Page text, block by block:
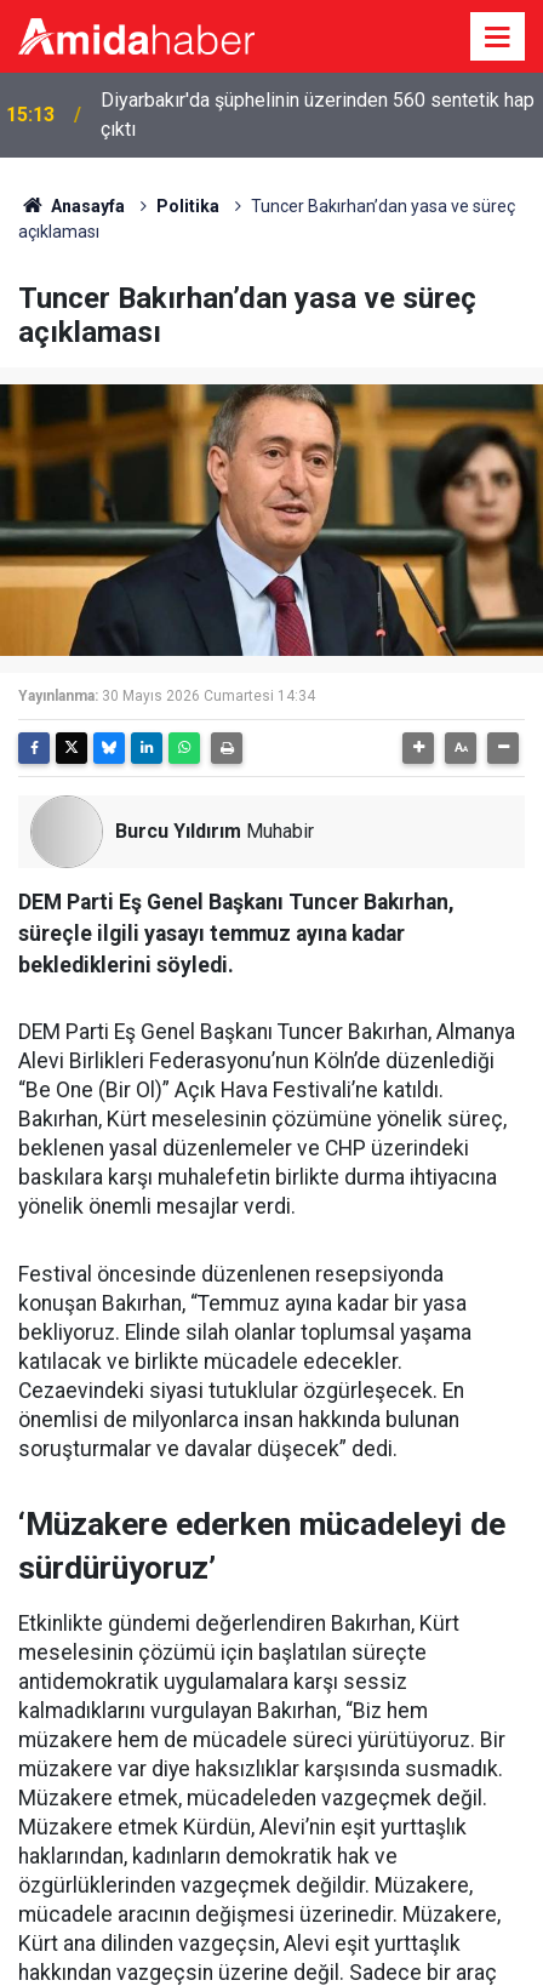
15:13
Diyarbakır'da şüphelinin üzerinden 560 sentetik hap
çıktı
Anasayfa Politika
Tuncer Bakırhan’dan yasa ve süreç
açıklaması
Tuncer Bakırhan’dan yasa ve süreç
açıklaması
Yayınlanma: 30 Mayıs 2026 Cumartesi 14:34
Burcu Yıldırım Muhabir
DEM Parti Eş Genel Başkanı Tuncer Bakırhan,
süreçle ilgili yasayı temmuz ayına kadar
beklediklerini söyledi.
DEM Parti Eş Genel Başkanı Tuncer Bakırhan, Almanya
Alevi Birlikleri Federasyonu’nun Köln’de düzenlediği
“Be One (Bir Ol)” Açık Hava Festivali’ne katıldı.
Bakırhan, Kürt meselesinin çözümüne yönelik süreç,
beklenen yasal düzenlemeler ve CHP üzerindeki
baskılara karşı muhalefetin birlikte durma ihtiyacına
yönelik önemli mesajlar verdi.
Festival öncesinde düzenlenen resepsiyonda
konuşan Bakırhan, “Temmuz ayına kadar bir yasa
bekliyoruz. Elinde silah olanlar toplumsal yaşama
katılacak ve birlikte mücadele edecekler.
Cezaevindeki siyasi tutuklular özgürleşecek. En
önemlisi de milyonlarca insan hakkında bulunan
soruşturmalar ve davalar düşecek” dedi.
‘Müzakere ederken mücadeleyi de
sürdürüyoruz’
Etkinlikte gündemi değerlendiren Bakırhan, Kürt
meselesinin çözümü için başlatılan süreçte
antidemokratik uygulamalara karşı sessiz
kalmadıklarını vurgulayan Bakırhan, “Biz hem
müzakere hem de mücadele süreci yürütüyoruz. Bir
müzakere var diye haksızlıklar karşısında susmadık.
Müzakere etmek, mücadeleden vazgeçmek değil.
Müzakere etmek Kürdün, Alevi’nin eşit yurttaşlık
haklarından, kadınların demokratik hak ve
özgürlüklerinden vazgeçmek değildir. Müzakere,
mücadele aracının değişmesi üzerinedir. Müzakere,
Kürt ana dilinden vazgeçsin, Alevi eşit yurttaşlık
hakkından vazgeçsin üzerine değil. Sadece bir araç